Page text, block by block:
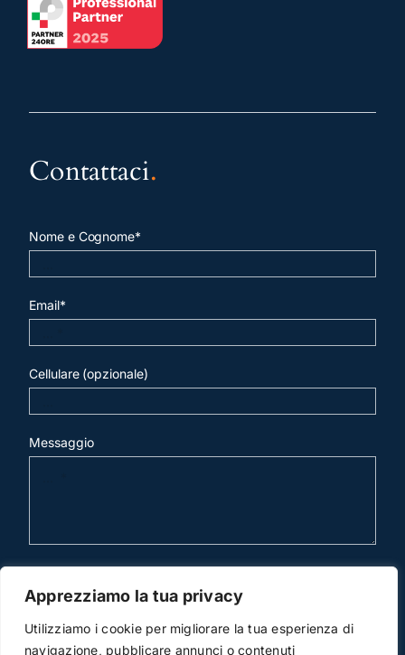
Apprezziamo la tua privacy
Utilizziamo i cookie per migliorare la tua esperienza di
navigazione, pubblicare annunci o contenuti
Contattaci.
Nome e Cognome*
Email*
Cellulare (opzionale)
Messaggio
invia mail